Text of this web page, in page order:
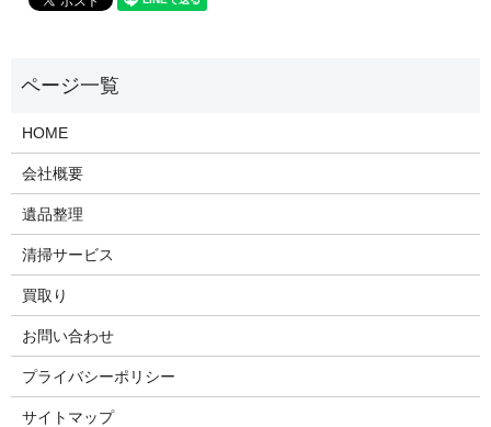
HOME
会社概要
遺品整理
清掃サービス
買取り
お問い合わせ
プライバシーポリシー
サイトマップ